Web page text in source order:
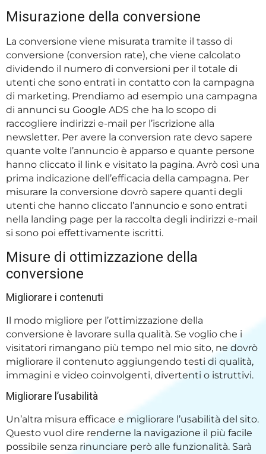
Misurazione della conversione
La conversione viene misurata tramite il tasso di
conversione (conversion rate), che viene calcolato
dividendo il numero di conversioni per il totale di
utenti che sono entrati in contatto con la campagna
di marketing. Prendiamo ad esempio una campagna
di annunci su Google ADS che ha lo scopo di
raccogliere indirizzi e-mail per l’iscrizione alla
newsletter. Per avere la conversion rate devo sapere
quante volte l’annuncio è apparso e quante persone
hanno cliccato il link e visitato la pagina. Avrò così una
prima indicazione dell’efficacia della campagna. Per
misurare la conversione dovrò sapere quanti degli
utenti che hanno cliccato l’annuncio e sono entrati
nella landing page per la raccolta degli indirizzi e-mail
si sono poi effettivamente iscritti.
Misure di ottimizzazione della
conversione
Migliorare i contenuti
Il modo migliore per l’ottimizzazione della
conversione è lavorare sulla qualità. Se voglio che i
visitatori rimangano più tempo nel mio sito, ne dovrò
migliorare il contenuto aggiungendo testi di qualità,
immagini e video coinvolgenti, divertenti o istruttivi.
Migliorare l’usabilità
Un’altra misura efficace e migliorare l’usabilità del sito.
Questo vuol dire renderne la navigazione il più facile
possibile senza rinunciare però alle funzionalità. Sarà